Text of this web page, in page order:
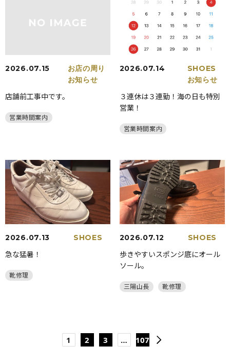
2026.07.15
お店の周り
お知らせ
店舗前工事中です。
営業時間案内
2026.07.14
SHOES
お知らせ
３連休は３連勤！海の日も特別
営業！
営業時間案内
2026.07.13 SHOES
急な猛暑！
靴修理
2026.07.12 SHOES
歩きやすいスポンジ底にオール
ソール。
三陽山長 靴修理
1 2 3 … 107